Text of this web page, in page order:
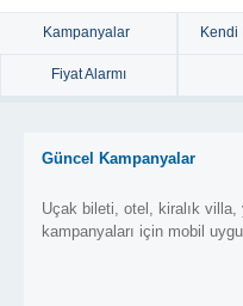
Kampanyalar Kendi
Fiyat Alarmı
Güncel Kampanyalar
Uçak bileti, otel, kiralık
kampanyaları için mobil